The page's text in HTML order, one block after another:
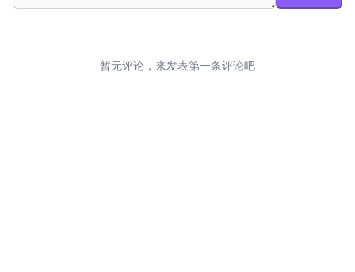
暂无评论，来发表第一条评论吧